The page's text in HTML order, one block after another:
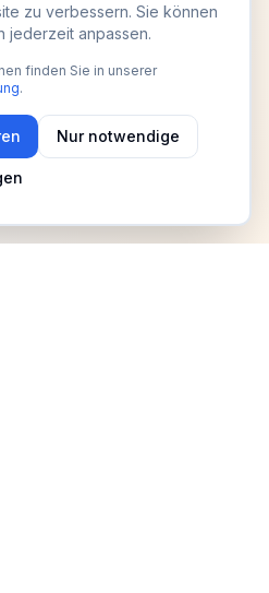
zu verbessern. Sie können
jederzeit anpassen.
finden Sie in unserer
.
Nur notwendige